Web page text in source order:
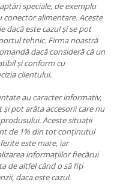
speciale, de exemplu
conector alimentare. Aceste
dacă este cazul și se pot
tehnic. Firma noastră
dacă consideră că un
și conform cu
clientului.
au caracter informativ,
pot arăta accesorii care nu
Aceste situații
de 1% din tot conținutul
este mare, iar
informațiilor fiecărui
de altfel când o să fiți
daca este cazul.